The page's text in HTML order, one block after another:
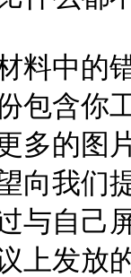
料中的
包含
多的图
向我们
与自己
上发